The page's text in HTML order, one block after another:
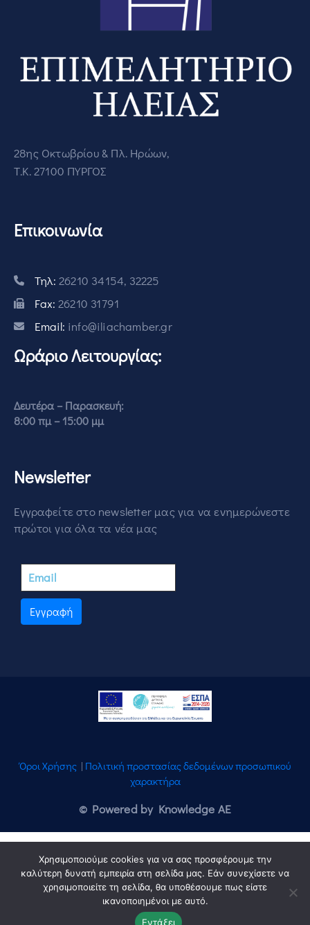
28ης Οκτωβρίου & Πλ. Ηρώων,
Τ.Κ. 27100 ΠΥΡΓΟΣ
Επικοινωνία
Τηλ: 26210 34154, 32225
Fax: 26210 31791
Email: info@iliachamber.gr
Ωράριο Λειτουργίας:
Δευτέρα – Παρασκευή:
8:00 πμ – 15:00 μμ
Newsletter
Εγγραφείτε στο newsletter μας για να ενημερώνεστε
πρώτοι για όλα τα νέα μας
Εγγραφή
Όροι Χρήσης | Πολιτική προστασίας δεδομένων προσωπικού
χαρακτήρα
© Powered by Knowledge AE
Χρησιμοποιούμε cookies για να σας προσφέρουμε την
καλύτερη δυνατή εμπειρία στη σελίδα μας. Εάν συνεχίσετε να
χρησιμοποιείτε τη σελίδα, θα υποθέσουμε πως είστε
ικανοποιημένοι με αυτό.
Εντάξει